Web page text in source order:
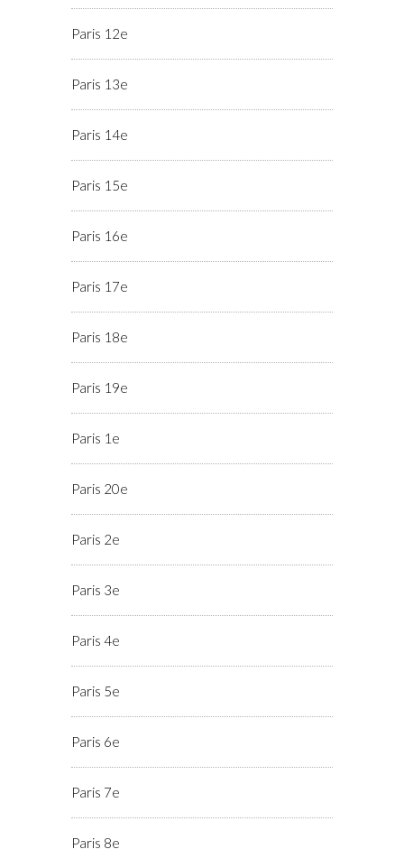
Paris 12e
Paris 13e
Paris 14e
Paris 15e
Paris 16e
Paris 17e
Paris 18e
Paris 19e
Paris 1e
Paris 20e
Paris 2e
Paris 3e
Paris 4e
Paris 5e
Paris 6e
Paris 7e
Paris 8e